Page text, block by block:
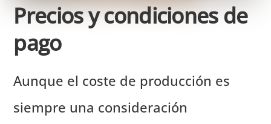
Precios y condiciones de
pago
Aunque el coste de producción es
siempre una consideración